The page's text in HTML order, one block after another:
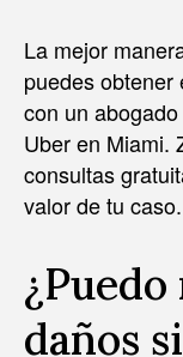
La mejor
puedes
con un
Uber en Miami.
consultas
valor de tu caso.
daños